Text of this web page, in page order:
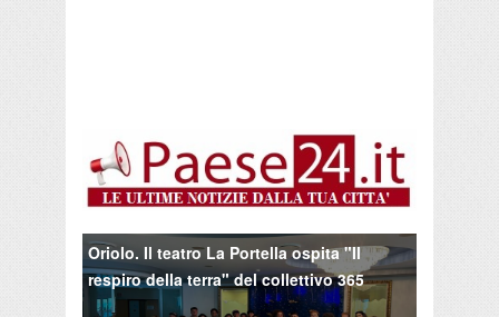
Oriolo. Il teatro La Portella ospita "Il
respiro della terra" del collettivo 365